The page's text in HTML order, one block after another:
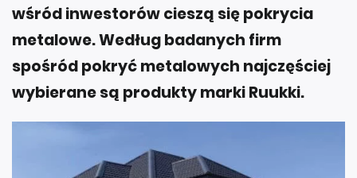
wśród inwestorów cieszą się pokrycia
metalowe. Według badanych firm
spośród pokryć metalowych najczęściej
wybierane są produkty marki Ruukki.